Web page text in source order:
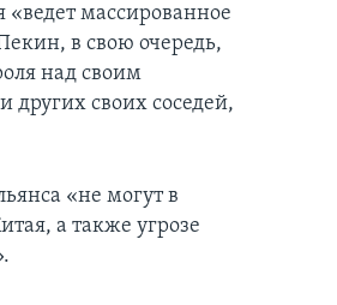
«ведет массированное
в свою очередь,
над своим
других своих соседей,
«не могут в
а также угрозе